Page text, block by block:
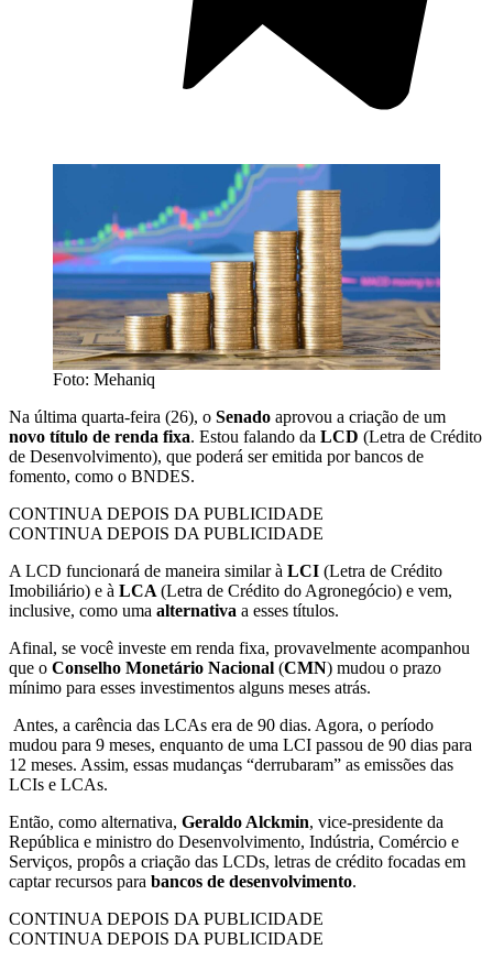
Foto: Mehaniq
Na última quarta-feira (26), o Senado aprovou a criação de um
novo título de renda fixa. Estou falando da LCD (Letra de Crédito
de Desenvolvimento), que poderá ser emitida por bancos de
fomento, como o BNDES.
CONTINUA DEPOIS DA PUBLICIDADE
CONTINUA DEPOIS DA PUBLICIDADE
A LCD funcionará de maneira similar à LCI (Letra de Crédito
Imobiliário) e à LCA (Letra de Crédito do Agronegócio) e vem,
inclusive, como uma alternativa a esses títulos.
Afinal, se você investe em renda fixa, provavelmente acompanhou
que o Conselho Monetário Nacional (CMN) mudou o prazo
mínimo para esses investimentos alguns meses atrás.
Antes, a carência das LCAs era de 90 dias. Agora, o período
mudou para 9 meses, enquanto de uma LCI passou de 90 dias para
12 meses. Assim, essas mudanças “derrubaram” as emissões das
LCIs e LCAs.
Então, como alternativa, Geraldo Alckmin, vice-presidente da
República e ministro do Desenvolvimento, Indústria, Comércio e
Serviços, propôs a criação das LCDs, letras de crédito focadas em
captar recursos para bancos de desenvolvimento.
CONTINUA DEPOIS DA PUBLICIDADE
CONTINUA DEPOIS DA PUBLICIDADE